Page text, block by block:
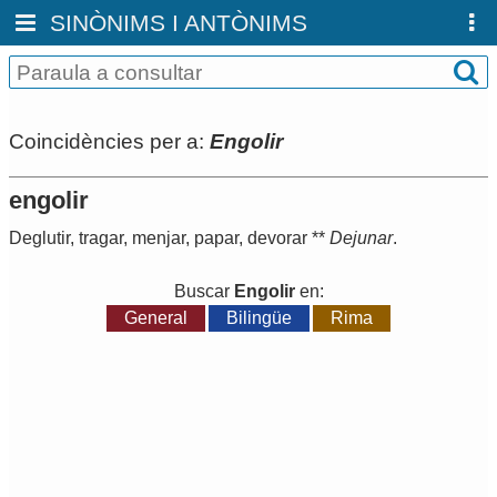
SINÒNIMS I ANTÒNIMS
Coincidències per a: Engolir
engolir
Deglutir, tragar, menjar, papar, devorar ** Dejunar.
Buscar Engoliren:
General
Bilingüe Rima